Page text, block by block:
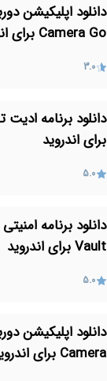
Camera Go برای اندروید
3.0
برای اندروید
5.0
Vault برای اندروید
5.0
Camera برای اندروید